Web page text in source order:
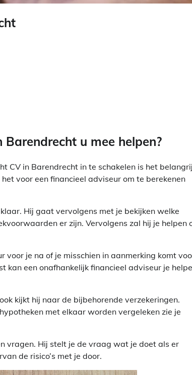
u mee helpen?
CV in Barendrecht in te schakelen is het
voor een financieel adviseur om te berekenen
Hij gaat vervolgens met je bekijken welke
er zijn. Vervolgens zal hij je helpen
je na of je misschien in aanmerking komt
een onafhankelijk financieel adviseur je
kijkt hij naar de bijbehorende verzekeringen.
met elkaar worden vergeleken zie je
vragen. Hij stelt je de vraag wat je doet als er
de risico’s met je door.